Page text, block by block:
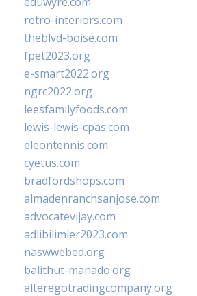
retro-interiors.com
theblvd-boise.com
fpet2023.org
e-smart2022.org
ngrc2022.org
leesfamilyfoods.com
lewis-lewis-cpas.com
eleontennis.com
cyetus.com
bradfordshops.com
almadenranchsanjose.com
advocatevijay.com
adlibilimler2023.com
naswwebed.org
balithut-manado.org
alteregotradingcompany.org